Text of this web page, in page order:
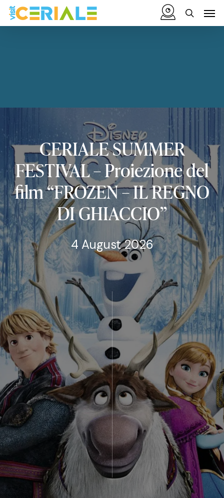
Skip
main
CERIALESUMMER
FESTIVAL–Proiezionedel
film“FROZEN–ILREGNO
DIGHIACCIO”
4 August 2026